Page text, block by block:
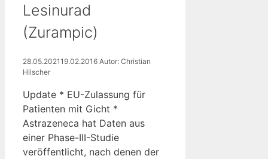
Lesinurad
(Zurampic)
28.05.202119.02.2016 Autor: Christian
Hilscher
Update * EU-Zulassung für
Patienten mit Gicht *
Astrazeneca hat Daten aus
einer Phase-III-Studie
veröffentlicht, nach denen der